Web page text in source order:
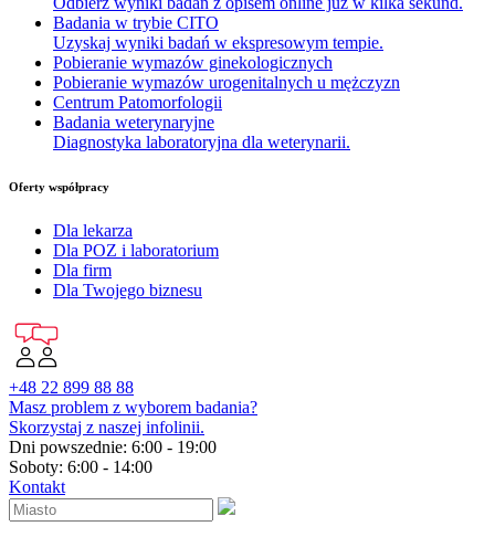
Badania w trybie CITO
Uzyskaj wyniki badań w ekspresowym tempie.
Pobieranie wymazów ginekologicznych
Pobieranie wymazów urogenitalnych u mężczyzn
Centrum Patomorfologii
Badania weterynaryjne
Diagnostyka laboratoryjna dla weterynarii.
Oferty współpracy
Dla lekarza
Dla POZ i laboratorium
Dla firm
Dla Twojego biznesu
+48 22 899 88 88
Masz problem z wyborem badania?
Skorzystaj z naszej infolinii.
Dni powszednie: 6:00 - 19:00
Soboty: 6:00 - 14:00
Kontakt